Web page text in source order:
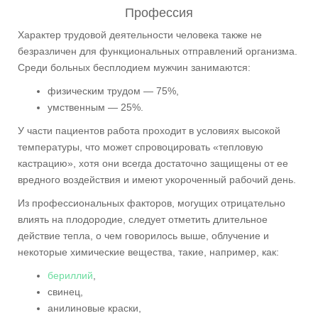
Профессия
Характер трудовой деятельности человека также не
безразличен для функциональных отправлений организма.
Среди больных бесплодием мужчин занимаются:
физическим трудом — 75%,
умственным — 25%.
У части пациентов работа проходит в условиях высокой
температуры, что может спровоцировать «тепловую
кастрацию», хотя они всегда достаточно защищены от ее
вредного воздействия и имеют укороченный рабочий день.
Из профессиональных факторов, могущих отрицательно
влиять на плодородие, следует отметить длительное
действие тепла, о чем говорилось выше, облучение и
некоторые химические вещества, такие, например, как:
бериллий
свинец,
анилиновые краски,